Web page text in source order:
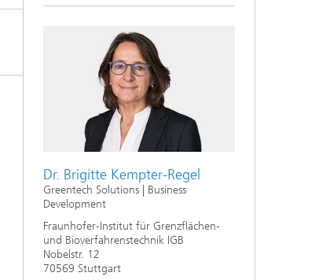
Dr. Brigitte Kempter-Regel
Greentech Solutions | Business
Development
Fraunhofer-Institut für Grenzflächen-
und Bioverfahrenstechnik IGB
Nobelstr. 12
70569 Stuttgart